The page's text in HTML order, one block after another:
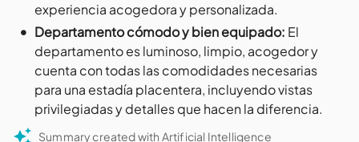
experiencia acogedora y personalizada.
• Departamento cómodo y bien equipado: El
departamento es luminoso, limpio, acogedor y
cuenta con todas las comodidades necesarias
para una estadía placentera, incluyendo vistas
privilegiadas y detalles que hacen la diferencia.
Summary created with Artificial Intelligence